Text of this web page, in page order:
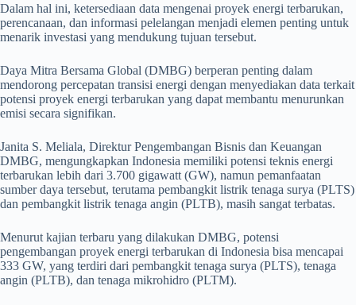
Dalam hal ini, ketersediaan data mengenai proyek energi terbarukan,
perencanaan, dan informasi pelelangan menjadi elemen penting untuk
menarik investasi yang mendukung tujuan tersebut.
Daya Mitra Bersama Global (DMBG) berperan penting dalam
mendorong percepatan transisi energi dengan menyediakan data terkait
potensi proyek energi terbarukan yang dapat membantu menurunkan
emisi secara signifikan.
Janita S. Meliala, Direktur Pengembangan Bisnis dan Keuangan
DMBG, mengungkapkan Indonesia memiliki potensi teknis energi
terbarukan lebih dari 3.700 gigawatt (GW), namun pemanfaatan
sumber daya tersebut, terutama pembangkit listrik tenaga surya (PLTS)
dan pembangkit listrik tenaga angin (PLTB), masih sangat terbatas.
Menurut kajian terbaru yang dilakukan DMBG, potensi
pengembangan proyek energi terbarukan di Indonesia bisa mencapai
333 GW, yang terdiri dari pembangkit tenaga surya (PLTS), tenaga
angin (PLTB), dan tenaga mikrohidro (PLTM).